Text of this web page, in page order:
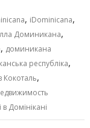
, iDominicana,
Доминикана,
, доминикана
республіка,
Кокоталь,
в Домінікані